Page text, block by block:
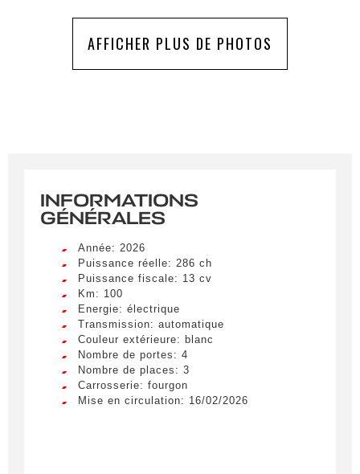
AFFICHER PLUS DE PHOTOS
INFORMATIONS
GÉNÉRALES
Année: 2026
Puissance réelle: 286 ch
Puissance fiscale: 13 cv
Km: 100
Energie: électrique
Transmission: automatique
Couleur extérieure: blanc
Nombre de portes: 4
Nombre de places: 3
Carrosserie: fourgon
Mise en circulation: 16/02/2026